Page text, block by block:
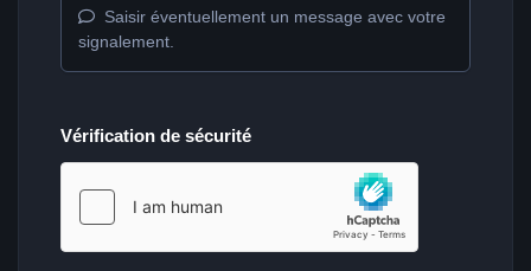
Saisir éventuellement un message avec votre
signalement.
Vérification de sécurité